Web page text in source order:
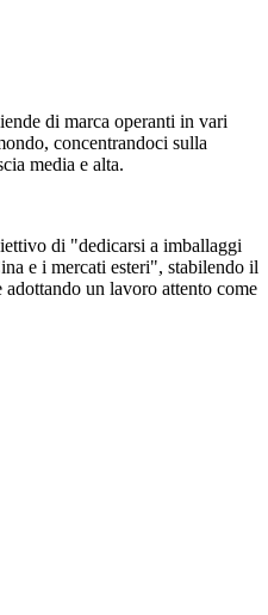
di marca operanti in vari
concentrandoci sulla
media e alta.
di "dedicarsi a imballaggi
e i mercati esteri", stabilendo il
un lavoro attento come